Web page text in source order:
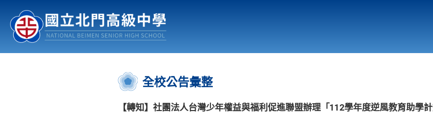
認識北中 行事曆
:::
全校公告彙整
【轉知】社團法人台灣少年權益與福利促進聯盟辦理「112學年度逆風教育助學計